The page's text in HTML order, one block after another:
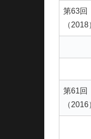
第63回
（2018
第61回
（2016